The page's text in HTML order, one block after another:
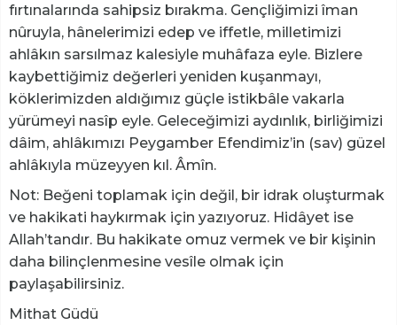
fırtınalarında sahipsiz bırakma. Gençliğimizi îman
nûruyla, hânelerimizi edep ve iffetle, milletimizi
ahlâkın sarsılmaz kalesiyle muhâfaza eyle. Bizlere
kaybettiğimiz değerleri yeniden kuşanmayı,
köklerimizden aldığımız güçle istikbâle vakarla
yürümeyi nasîp eyle. Geleceğimizi aydınlık, birliğimizi
dâim, ahlâkımızı Peygamber Efendimiz’in (sav) güzel
ahlâkıyla müzeyyen kıl. Âmîn.
Not: Beğeni toplamak için değil, bir idrak oluşturmak
ve hakikati haykırmak için yazıyoruz. Hidâyet ise
Allah’tandır. Bu hakikate omuz vermek ve bir kişinin
daha bilinçlenmesine vesîle olmak için
paylaşabilirsiniz.
​Mithat Güdü